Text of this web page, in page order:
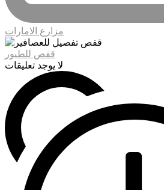
مزارع الامارات
قفص للطيور
لا يوجد تعليقات